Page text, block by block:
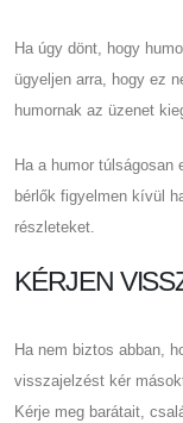
Ha úgy dönt, hogy
ügyeljen arra, hogy ez
humornak az üzenet
Ha a humor
bérlők figyelmen kívül
részleteket.
KÉRJEN
Ha nem biztos abban,
visszajelzést kér
Kérje meg barátait,